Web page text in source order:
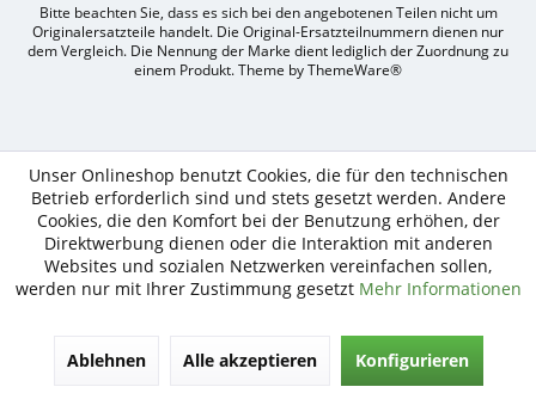
Bitte beachten Sie, dass es sich bei den angebotenen Teilen nicht um
Originalersatzteile handelt. Die Original-Ersatzteilnummern dienen nur
dem Vergleich. Die Nennung der Marke dient lediglich der Zuordnung zu
einem Produkt. Theme byThemeWare®
Treckerteile24
Online-
Shops
durch
nitio
mediasign,
Ihre
Agentur
Unser Onlineshop benutzt Cookies, die für den technischen
Betrieb erforderlich sind und stets gesetzt werden. Andere
Cookies, die den Komfort bei der Benutzung erhöhen, der
Direktwerbung dienen oder die Interaktion mit anderen
Websites und sozialen Netzwerken vereinfachen sollen,
werden nur mit Ihrer Zustimmung gesetzt Mehr Informationen
Ablehnen Alle akzeptieren Konfigurieren